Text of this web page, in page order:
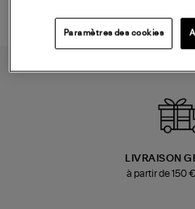
LIVRAISON
à partir de 150
Paramètres des cookies